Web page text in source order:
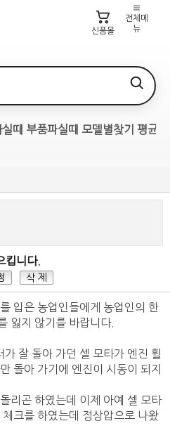
신품몰
전체메
뉴
때 부품파실때 모델별찾기 평균
킵니다.
삭 제
입은 농업인들에게 농업인의 한
잃지 않기를 바랍니다.
잘 돌아 가던 셀 모타가 엔진 휠
돌아 가기에 엔진이 시동이 되지
리곤 하였는데 이제 아예 셀 모타
크를 하였는데 정상압으로 나왔